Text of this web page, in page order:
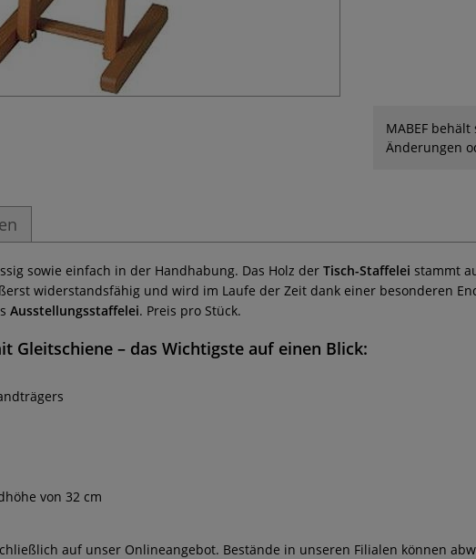
MABEF
Änderungen
sowie einfach in der Handhabung. Das Holz der Tisch-Staffelei stammt
widerstandsfähig und wird im Laufe der Zeit dank einer besonderen
Ausstellungsstaffelei. Preis pro Stück.
Gleitschiene – das Wichtigste auf einen Blick:
von 32 cm
auf unser Onlineangebot. Bestände in unseren Filialen können